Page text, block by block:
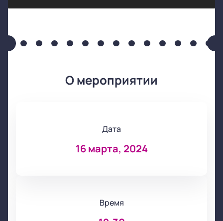
О мероприятии
Дата
16 марта, 2024
Время